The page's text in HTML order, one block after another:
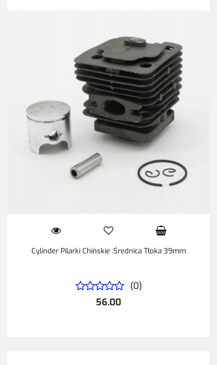
Cylinder Pilarki Chińskie .Średnica Tłoka 39mm
(0)
56.00